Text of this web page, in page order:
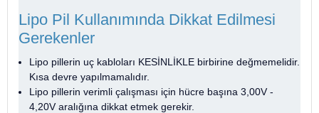
Lipo Pil Kullanımında Dikkat Edilmesi
Gerekenler
Lipo pillerin uç kabloları KESİNLİKLE birbirine değmemelidir.
Kısa devre yapılmamalıdır.
Lipo pillerin verimli çalışması için hücre başına 3,00V -
4,20V aralığına dikkat etmek gerekir.